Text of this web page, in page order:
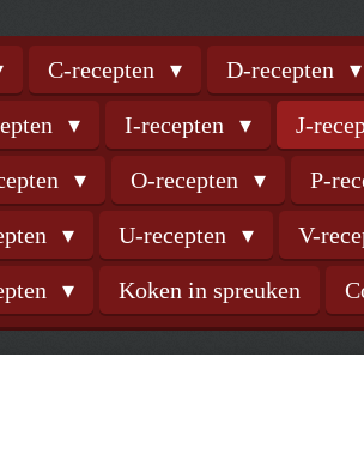
C-recepten D-recepten
I-recepten J-
O-recepten P-
U-recepten V-
Koken in spreuken